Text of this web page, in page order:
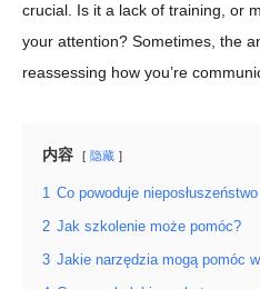
crucial. Is it a lack of training, or
your attention? Sometimes, the
reassessing how you’re
内容 隐藏
1 Co powoduje
2 Jak szkolenie może pomóc?
3 Jakie narzędzia mogą pomóc